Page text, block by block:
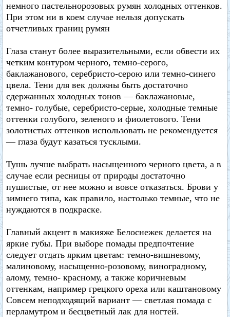
немного пастельнорозовых румян холодных оттенков.
При этом ни в коем случае нельзя допускать
отчетливых границ румян
Глаза станут более выразительными, если обвести их
четким контуром черного, темно-серого,
баклажанового, серебристо-серою или темно-синего
цвела. Тени для век должны быть достаточно
сдержанных холодных тонов — баклажановые,
темно- голубые, серебристо-серые, холодные темные
оттенки голубого, зеленого и фиолетового. Тени
золотистых оттенков использовать не рекомендуется
— глаза будут казаться тусклыми.
Тушь лучше выбрать насыщенного черного цвета, а в
случае если ресницы от природы достаточно
пушистые, от нее можно и вовсе отказаться. Брови у
зимнего типа, как правило, настолько темные, что не
нуждаются в подкраске.
Главный акцент в макияже Белоснежек делается на
яркие губы. При выборе помады предпочтение
следует отдать ярким цветам: темно-вишневому,
малиновому, насыщенно-розовому, виноградному,
алому, темно- красному, а также коричневым
оттенкам, например грецкого ореха или каштановому
Совсем неподходящий вариант — светлая помада с
перламутром и бесцветный лак для ногтей.